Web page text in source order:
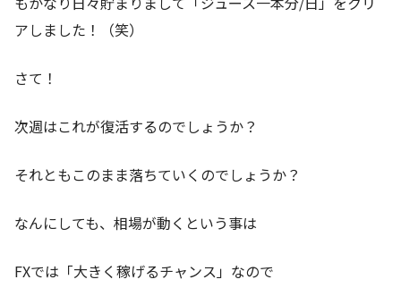
アしました！（笑）
さて！
次週はこれが復活するのでしょうか？
それともこのまま落ちていくのでしょうか？
なんにしても、相場が動くという事は
FXでは「大きく稼げるチャンス」なので